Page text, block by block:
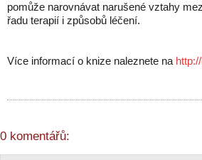
pomůže narovnávat narušené vztahy
řadu terapií i způsobů léčení.
Více informací o knize naleznete na
0 komentářů: